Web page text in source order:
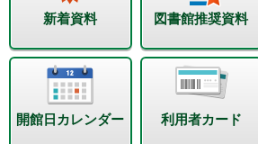
新着資料 図書館推奨資料
開館日カレンダー 利用者カード